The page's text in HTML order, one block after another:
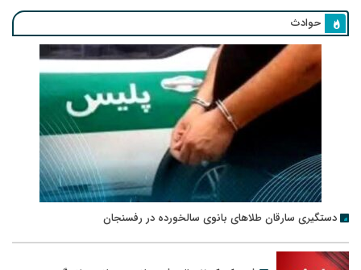
حوادث
دستگیری سارقان طلاهای بانوی سالخورده در رفسنجان